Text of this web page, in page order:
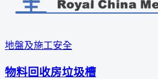
地盤及施工安全
物料回收房垃圾槽